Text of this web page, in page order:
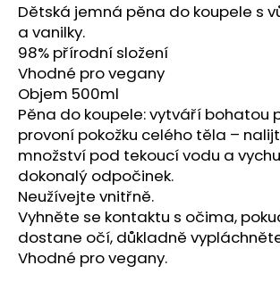
Dětská jemná pěna do koupele s
a vanilky.
98% přírodní složení
Vhodné pro vegany
Objem 500ml
Pěna do koupele: vytváří bohatou
provoní pokožku celého těla –
množství pod tekoucí vodu a
dokonalý odpočinek.
Neužívejte vnitřně.
Vyhněte se kontaktu s očima,
dostane očí, důkladně
Vhodné pro vegany.
r
u
č
u
j
e
m
e
VONNÁ
SOJOVÁ
SVÍČKA
DÝŇOVÁ
SEZÓNA